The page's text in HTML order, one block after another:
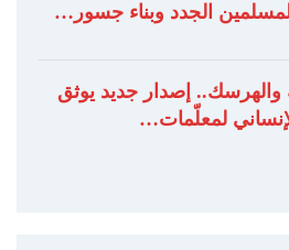
الجدد وبناء جسور…
والهرسك.. إصدار جديد يوثق
لمعلّمات…